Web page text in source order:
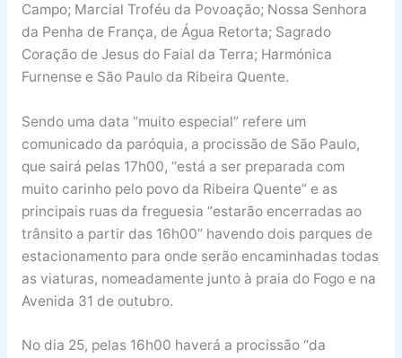
Campo; Marcial Troféu da Povoação; Nossa Senhora
da Penha de França, de Água Retorta; Sagrado
Coração de Jesus do Faial da Terra; Harmónica
Furnense e São Paulo da Ribeira Quente.
Sendo uma data “muito especial” refere um
comunicado da paróquia, a procissão de São Paulo,
que sairá pelas 17h00, “está a ser preparada com
muito carinho pelo povo da Ribeira Quente” e as
principais ruas da freguesia “estarão encerradas ao
trânsito a partir das 16h00” havendo dois parques de
estacionamento para onde serão encaminhadas todas
as viaturas, nomeadamente junto à praia do Fogo e na
Avenida 31 de outubro.
No dia 25, pelas 16h00 haverá a procissão “da